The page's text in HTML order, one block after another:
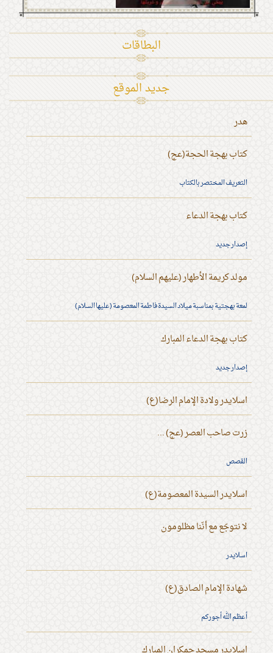
البطاقات
جديد الموقع
هدر
كتاب بهجة الحجة(عج)
التعريف المختصر بالكتاب
كتاب بهجة الدعاء
إصدار جديد
مولد كريمة الأطهار (عليهم السلام)
لمعة بهجتية بمناسبة ميلاد السيدة فاطمة المعصومة (عليها السلام)
كتاب بهجة الدعاء المبارك
إصدار جديد
اسلايدر ولادة الإمام الرضا(ع)
زرت صاحب العصر (عج) ...
القصص
اسلايدر السيدة المعصومة(ع)
لا نتوجّع مع أنّنا مظلومون
اسلايدر
شهادة الإمام الصادق(ع)
أعظم الله أجوركم